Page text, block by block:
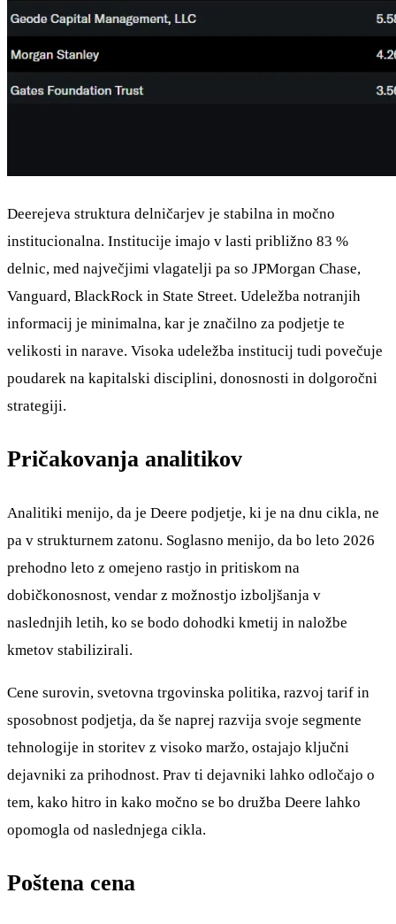
Deerejeva struktura delničarjev je stabilna in močno
institucionalna. Institucije imajo v lasti približno 83 %
delnic, med največjimi vlagatelji pa so JPMorgan Chase,
Vanguard, BlackRock in State Street. Udeležba notranjih
informacij je minimalna, kar je značilno za podjetje te
velikosti in narave. Visoka udeležba institucij tudi povečuje
poudarek na kapitalski disciplini, donosnosti in dolgoročni
strategiji.
Pričakovanja analitikov
Analitiki menijo, da je Deere podjetje, ki je na dnu cikla, ne
pa v strukturnem zatonu. Soglasno menijo, da bo leto 2026
prehodno leto z omejeno rastjo in pritiskom na
dobičkonosnost, vendar z možnostjo izboljšanja v
naslednjih letih, ko se bodo dohodki kmetij in naložbe
kmetov stabilizirali.
Cene surovin, svetovna trgovinska politika, razvoj tarif in
sposobnost podjetja, da še naprej razvija svoje segmente
tehnologije in storitev z visoko maržo, ostajajo ključni
dejavniki za prihodnost. Prav ti dejavniki lahko odločajo o
tem, kako hitro in kako močno se bo družba Deere lahko
opomogla od naslednjega cikla.
Poštena cena